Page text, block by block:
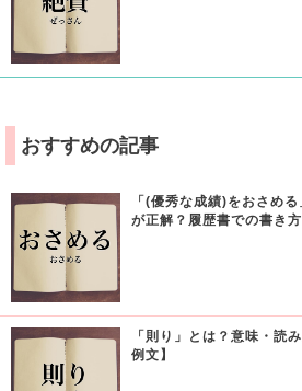
おすすめの記事
「(優秀な成績)をおさめ
が正解？履歴書での書き方
「則り」とは？意味・読
例文】